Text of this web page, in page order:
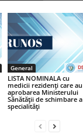
General
LISTA NOMINALA cu
medicii rezidenţi care au
aprobarea Ministerului
Sănătăţii de schimbare a
specialităţi